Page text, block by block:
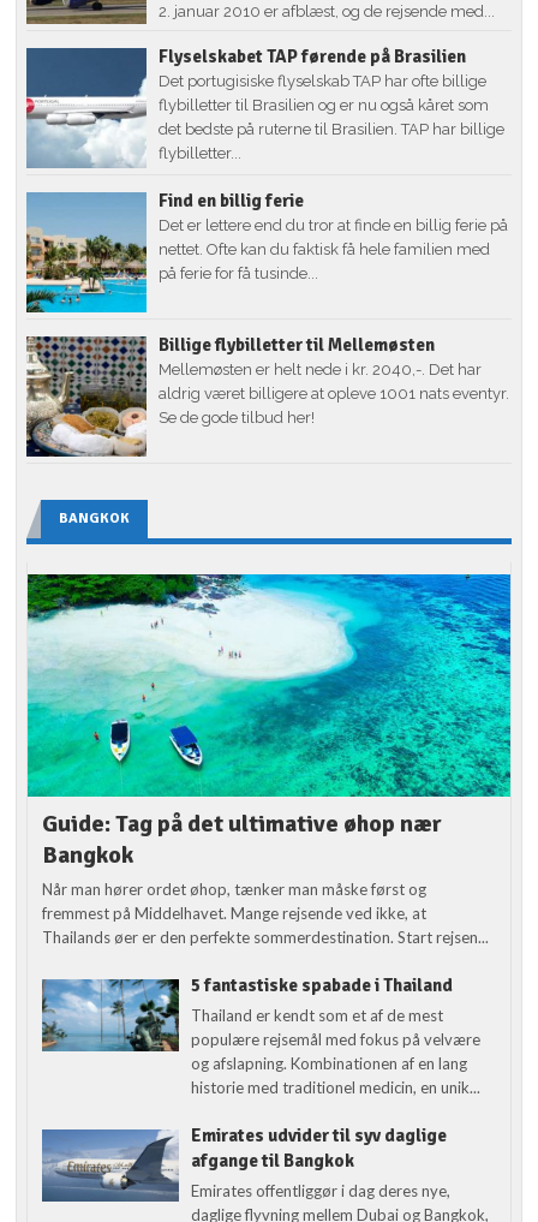
2. januar 2010 er afblæst, og de rejsende med...
Flyselskabet TAP førende på Brasilien
Det portugisiske flyselskab TAP har ofte billige
flybilletter til Brasilien og er nu også kåret som
det bedste på ruterne til Brasilien. TAP har billige
flybilletter...
Find en billig ferie
Det er lettere end du tror at finde en billig ferie på
nettet. Ofte kan du faktisk få hele familien med
på ferie for få tusinde...
Billige flybilletter til Mellemøsten
Mellemøsten er helt nede i kr. 2040,-. Det har
aldrig været billigere at opleve 1001 nats eventyr.
Se de gode tilbud her!
BANGKOK
Guide: Tag på det ultimative øhop nær
Bangkok
Når man hører ordet øhop, tænker man måske først og
fremmest på Middelhavet. Mange rejsende ved ikke, at
Thailands øer er den perfekte sommerdestination. Start rejsen...
5 fantastiske spabade i Thailand
Thailand er kendt som et af de mest
populære rejsemål med fokus på velvære
og afslapning. Kombinationen af en lang
historie med traditionel medicin, en unik...
Emirates udvider til syv daglige
afgange til Bangkok
Emirates offentliggør i dag deres nye,
daglige flyvning mellem Dubai og Bangkok,